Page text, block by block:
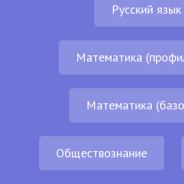
Русский язык
Математика
Математика
Обществознание